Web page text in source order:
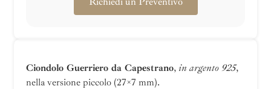
Ciondolo Guerriero da Capestrano, in argento 925,
nella versione piccolo (27×7 mm).